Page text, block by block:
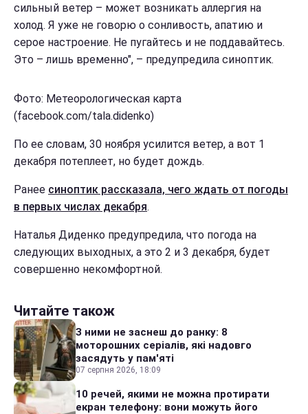
сильный ветер – может возникать аллергия на
холод. Я уже не говорю о сонливость, апатию и
серое настроение. Не пугайтесь и не поддавайтесь.
Это – лишь временно", – предупредила синоптик.
Фото: Метеорологическая карта
(facebook.com/tala.didenko)
По ее словам, 30 ноября усилится ветер, а вот 1
декабря потеплеет, но будет дождь.
Ранее синоптик рассказала, чего ждать от погоды
в первых числах декабря.
Наталья Диденко предупредила, что погода на
следующих выходных, а это 2 и 3 декабря, будет
совершенно некомфортной.
Читайте також
З ними не заснеш до ранку: 8
моторошних серіалів, які надовго
засядуть у пам'яті
07 серпня 2026, 18:09
10 речей, якими не можна протирати
екран телефону: вони можуть його